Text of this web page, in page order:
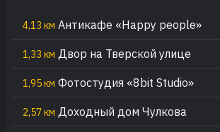
4,13 км Антикафе «Happy people»
1,33 км Двор на Тверской улице
1,95 км Фотостудия «8bit Studio»
2,57 км Доходный дом Чулкова